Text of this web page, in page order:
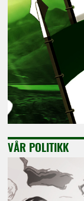
VÅR POLITIKK